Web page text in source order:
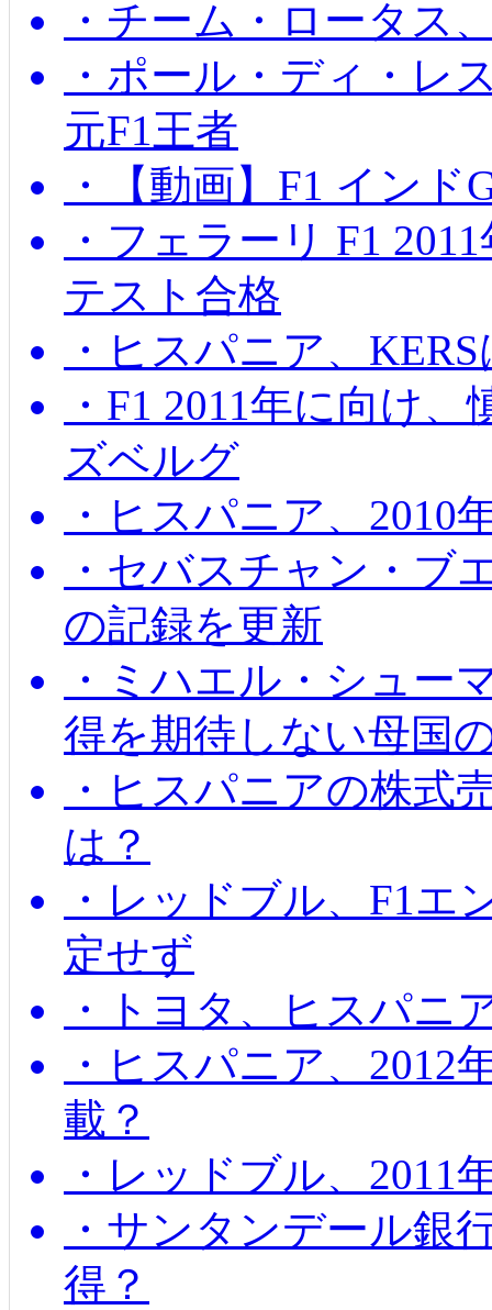
・チーム・ロータス
・ポール・ディ・レ
元F1王者
・【動画】F1 イン
・フェラーリ F1
テスト合格
・ヒスパニア、
・F1 2011年に向け
ズベルグ
・ヒスパニア、2010
・セバスチャン・ブ
の記録を更新
・ミハエル・シュー
得を期待しない母国
・ヒスパニアの株式
は？
・レッドブル、F1エ
定せず
・トヨタ、ヒスパニ
・ヒスパニア、2012
載？
・レッドブル、2011
・サンタンデール銀
得？